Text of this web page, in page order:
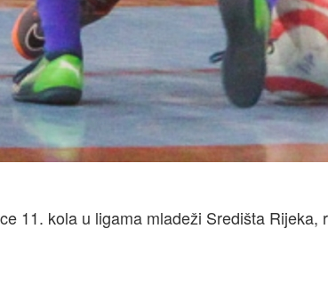
11. kola u ligama mladeži Središta